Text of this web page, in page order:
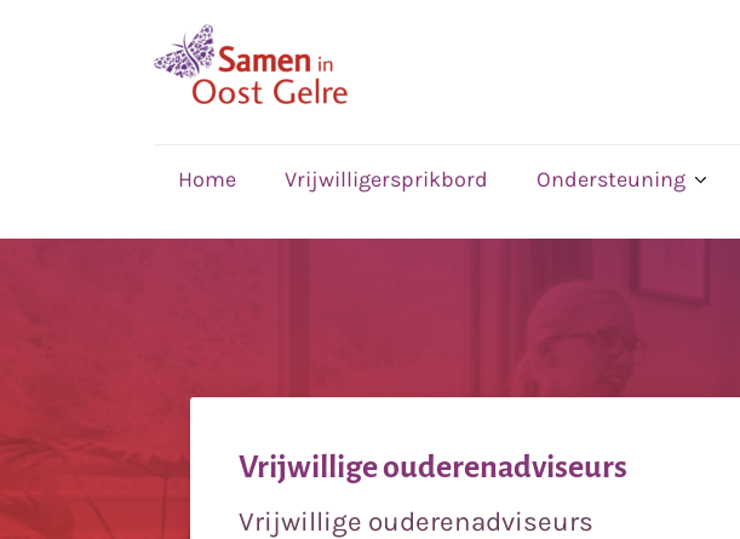
Home Vrijwilligersprikbord Ondersteuning
Vrijwillige ouderenadviseurs
Vrijwillige ouderenadviseurs